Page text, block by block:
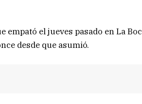
el jueves pasado en La
desde que asumió.